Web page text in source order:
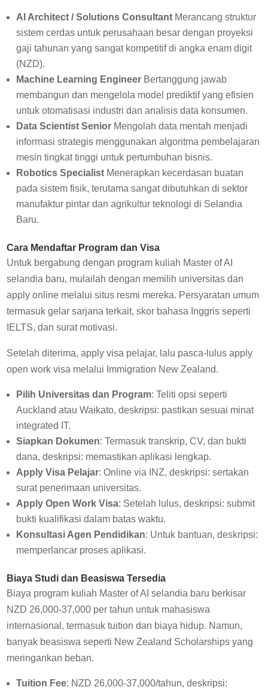
AI Architect / Solutions Consultant Merancang struktur
sistem cerdas untuk perusahaan besar dengan proyeksi
gaji tahunan yang sangat kompetitif di angka enam digit
(NZD).
Machine Learning Engineer Bertanggung jawab
membangun dan mengelola model prediktif yang efisien
untuk otomatisasi industri dan analisis data konsumen.
Data Scientist Senior Mengolah data mentah menjadi
informasi strategis menggunakan algoritma pembelajaran
mesin tingkat tinggi untuk pertumbuhan bisnis.
Robotics Specialist Menerapkan kecerdasan buatan
pada sistem fisik, terutama sangat dibutuhkan di sektor
manufaktur pintar dan agrikultur teknologi di Selandia
Baru.
Cara Mendaftar Program dan Visa
Untuk bergabung dengan program kuliah Master of AI
selandia baru, mulailah dengan memilih universitas dan
apply online melalui situs resmi mereka. Persyaratan umum
termasuk gelar sarjana terkait, skor bahasa Inggris seperti
IELTS, dan surat motivasi.
Setelah diterima, apply visa pelajar, lalu pasca-lulus apply
open work visa melalui Immigration New Zealand.
Pilih Universitas dan Program: Teliti opsi seperti
Auckland atau Waikato, deskripsi: pastikan sesuai minat
integrated IT.
Siapkan Dokumen: Termasuk transkrip, CV, dan bukti
dana, deskripsi: memastikan aplikasi lengkap.
Apply Visa Pelajar: Online via INZ, deskripsi: sertakan
surat penerimaan universitas.
Apply Open Work Visa: Setelah lulus, deskripsi: submit
bukti kualifikasi dalam batas waktu.
Konsultasi Agen Pendidikan: Untuk bantuan, deskripsi:
memperlancar proses aplikasi.
Biaya Studi dan Beasiswa Tersedia
Biaya program kuliah Master of AI selandia baru berkisar
NZD 26,000-37,000 per tahun untuk mahasiswa
internasional, termasuk tuition dan biaya hidup. Namun,
banyak beasiswa seperti New Zealand Scholarships yang
meringankan beban.
Tuition Fee: NZD 26,000-37,000/tahun, deskripsi: